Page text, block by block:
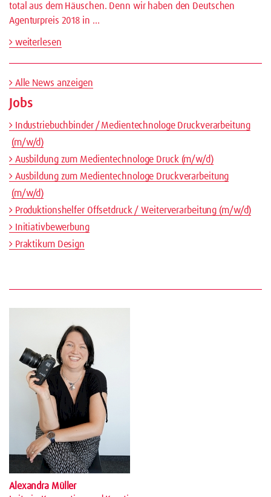
total aus dem Häuschen. Denn wir haben den Deutschen
Agenturpreis 2018 in …
weiterlesen
Alle News anzeigen
Jobs
Industriebuchbinder / Medientechnologe Druckverarbeitung
(m/w/d)
Ausbildung zum Medientechnologe Druck (m/w/d)
Ausbildung zum Medientechnologe Druckverarbeitung
(m/w/d)
Produktionshelfer Offsetdruck / Weiterverarbeitung (m/w/d)
Initiativbewerbung
Praktikum Design
Alexandra Müller